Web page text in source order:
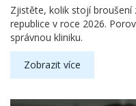
Zjistěte, kolik stojí broušení
republice v roce 2026.
správnou kliniku.
Zobrazit více